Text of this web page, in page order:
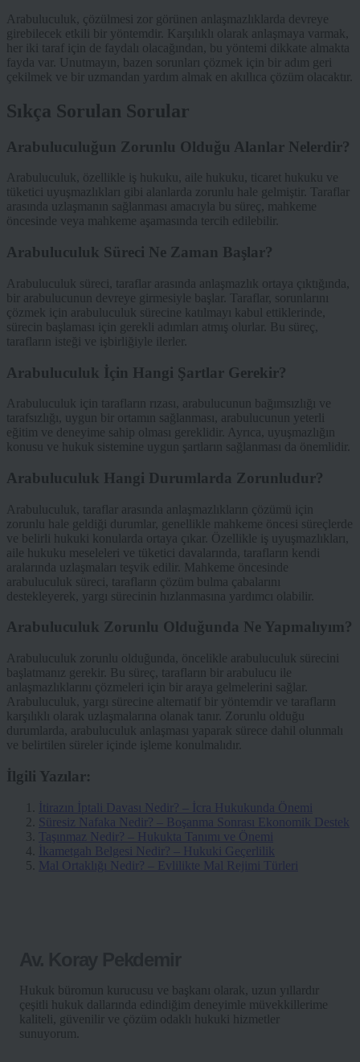
Arabuluculuk, çözülmesi zor görünen anlaşmazlıklarda devreye
girebilecek etkili bir yöntemdir. Karşılıklı olarak anlaşmaya varmak,
her iki taraf için de faydalı olacağından, bu yöntemi dikkate almakta
fayda var. Unutmayın, bazen sorunları çözmek için bir adım geri
çekilmek ve bir uzmandan yardım almak en akıllıca çözüm olacaktır.
Sıkça Sorulan Sorular
Arabuluculuğun Zorunlu Olduğu Alanlar Nelerdir?
Arabuluculuk, özellikle iş hukuku, aile hukuku, ticaret hukuku ve
tüketici uyuşmazlıkları gibi alanlarda zorunlu hale gelmiştir. Taraflar
arasında uzlaşmanın sağlanması amacıyla bu süreç, mahkeme
öncesinde veya mahkeme aşamasında tercih edilebilir.
Arabuluculuk Süreci Ne Zaman Başlar?
Arabuluculuk süreci, taraflar arasında anlaşmazlık ortaya çıktığında,
bir arabulucunun devreye girmesiyle başlar. Taraflar, sorunlarını
çözmek için arabuluculuk sürecine katılmayı kabul ettiklerinde,
sürecin başlaması için gerekli adımları atmış olurlar. Bu süreç,
tarafların isteği ve işbirliğiyle ilerler.
Arabuluculuk İçin Hangi Şartlar Gerekir?
Arabuluculuk için tarafların rızası, arabulucunun bağımsızlığı ve
tarafsızlığı, uygun bir ortamın sağlanması, arabulucunun yeterli
eğitim ve deneyime sahip olması gereklidir. Ayrıca, uyuşmazlığın
konusu ve hukuk sistemine uygun şartların sağlanması da önemlidir.
Arabuluculuk Hangi Durumlarda Zorunludur?
Arabuluculuk, taraflar arasında anlaşmazlıkların çözümü için
zorunlu hale geldiği durumlar, genellikle mahkeme öncesi süreçlerde
ve belirli hukuki konularda ortaya çıkar. Özellikle iş uyuşmazlıkları,
aile hukuku meseleleri ve tüketici davalarında, tarafların kendi
aralarında uzlaşmaları teşvik edilir. Mahkeme öncesinde
arabuluculuk süreci, tarafların çözüm bulma çabalarını
destekleyerek, yargı sürecinin hızlanmasına yardımcı olabilir.
Arabuluculuk Zorunlu Olduğunda Ne Yapmalıyım?
Arabuluculuk zorunlu olduğunda, öncelikle arabuluculuk sürecini
başlatmanız gerekir. Bu süreç, tarafların bir arabulucu ile
anlaşmazlıklarını çözmeleri için bir araya gelmelerini sağlar.
Arabuluculuk, yargı sürecine alternatif bir yöntemdir ve tarafların
karşılıklı olarak uzlaşmalarına olanak tanır. Zorunlu olduğu
durumlarda, arabuluculuk anlaşması yaparak sürece dahil olunmalı
ve belirtilen süreler içinde işleme konulmalıdır.
İlgili Yazılar:
İtirazın İptali Davası Nedir? – İcra Hukukunda Önemi
Süresiz Nafaka Nedir? – Boşanma Sonrası Ekonomik Destek
Taşınmaz Nedir? – Hukukta Tanımı ve Önemi
İkametgah Belgesi Nedir? – Hukuki Geçerlilik
Mal Ortaklığı Nedir? – Evlilikte Mal Rejimi Türleri
Hukuk büromun kurucusu ve başkanı olarak, uzun yıllardır
çeşitli hukuk dallarında edindiğim deneyimle müvekkillerime
kaliteli, güvenilir ve çözüm odaklı hukuki hizmetler
sunuyorum.